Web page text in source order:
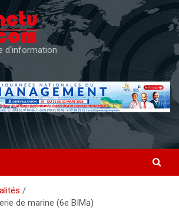
d'information
de marine (6e BIMa)